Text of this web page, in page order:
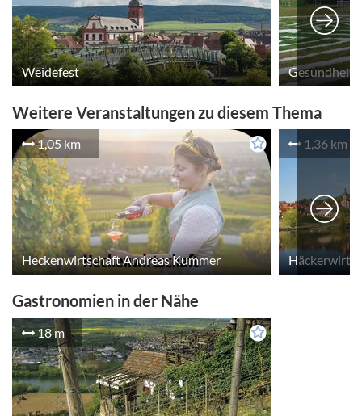
Weidefest
Weitere Veranstaltungen zu diesem Thema
1,05 km
Heckenwirtschaft Andreas Kummer
1,36 km
Gastronomien in der Nähe
18 m